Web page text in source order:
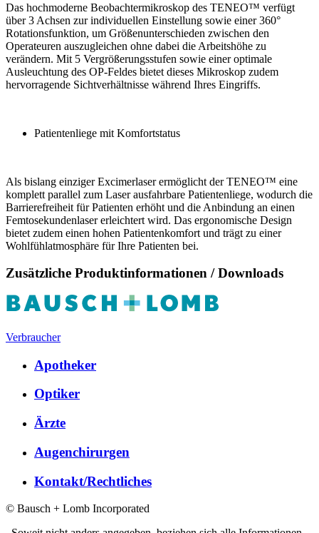
Das hochmoderne Beobachtermikroskop des TENEO™ verfügt
über 3 Achsen zur individuellen Einstellung sowie einer 360°
Rotationsfunktion, um Größenunterschieden zwischen den
Operateuren auszugleichen ohne dabei die Arbeitshöhe zu
verändern. Mit 5 Vergrößerungsstufen sowie einer optimale
Ausleuchtung des OP-Feldes bietet dieses Mikroskop zudem
hervorragende Sichtverhältnisse während Ihres Eingriffs.
Patientenliege mit Komfortstatus
Als bislang einziger Excimerlaser ermöglicht der TENEO™ eine
komplett parallel zum Laser ausfahrbare Patientenliege, wodurch die
Barrierefreiheit für Patienten erhöht und die Anbindung an einen
Femtosekundenlaser erleichtert wird. Das ergonomische Design
bietet zudem einen hohen Patientenkomfort und trägt zu einer
Wohlfühlatmosphäre für Ihre Patienten bei.
Zusätzliche Produktinformationen / Downloads
Verbraucher
Apotheker
Optiker
Ärzte
Augenchirurgen
Kontakt/Rechtliches
© Bausch + Lomb Incorporated